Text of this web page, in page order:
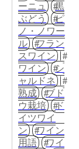
ーニュ
黒
ぶどう
ピ
ノ・ノワー
ル
フラン
スワイン
ワイン
シ
ャルドネ
熟成
ブド
ウ栽培
ド
イツワイ
ン
ワイン
用語
ワイ